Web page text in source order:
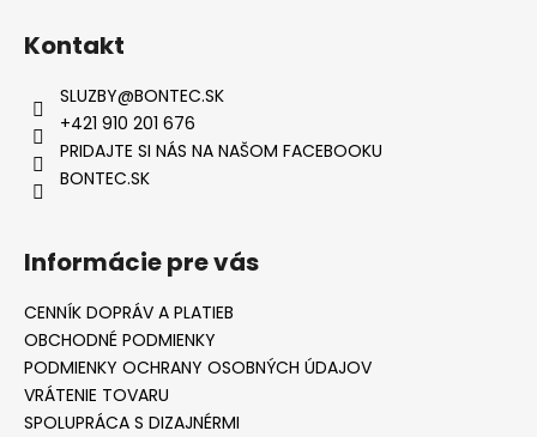
Kontakt
SLUZBY@BONTEC.SK
+421 910 201 676
PRIDAJTE SI NÁS NA NAŠOM FACEBOOKU
BONTEC.SK
Informácie pre vás
CENNÍK DOPRÁV A PLATIEB
OBCHODNÉ PODMIENKY
PODMIENKY OCHRANY OSOBNÝCH ÚDAJOV
VRÁTENIE TOVARU
SPOLUPRÁCA S DIZAJNÉRMI